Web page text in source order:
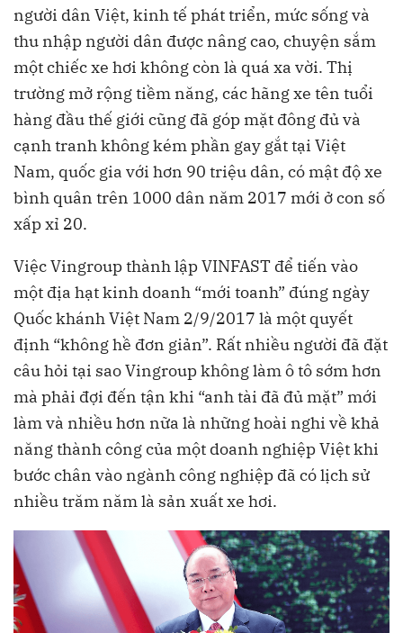
người dân Việt, kinh tế phát triển, mức sống và
thu nhập người dân được nâng cao, chuyện sắm
một chiếc xe hơi không còn là quá xa vời. Thị
trường mở rộng tiềm năng, các hãng xe tên tuổi
hàng đầu thế giới cũng đã góp mặt đông đủ và
cạnh tranh không kém phần gay gắt tại Việt
Nam, quốc gia với hơn 90 triệu dân, có mật độ xe
bình quân trên 1000 dân năm 2017 mới ở con số
xấp xỉ 20.
Việc Vingroup thành lập VINFAST để tiến vào
một địa hạt kinh doanh “mới toanh” đúng ngày
Quốc khánh Việt Nam 2/9/2017 là một quyết
định “không hề đơn giản”. Rất nhiều người đã đặt
câu hỏi tại sao Vingroup không làm ô tô sớm hơn
mà phải đợi đến tận khi “anh tài đã đủ mặt” mới
làm và nhiều hơn nữa là những hoài nghi về khả
năng thành công của một doanh nghiệp Việt khi
bước chân vào ngành công nghiệp đã có lịch sử
nhiều trăm năm là sản xuất xe hơi.